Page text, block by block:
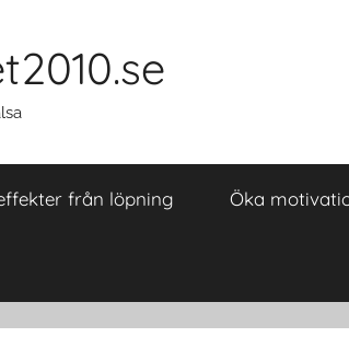
från löpning Öka